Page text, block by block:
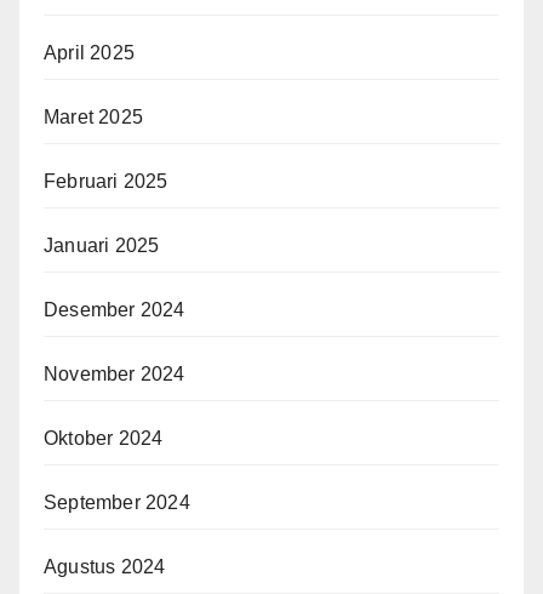
April 2025
Maret 2025
Februari 2025
Januari 2025
Desember 2024
November 2024
Oktober 2024
September 2024
Agustus 2024